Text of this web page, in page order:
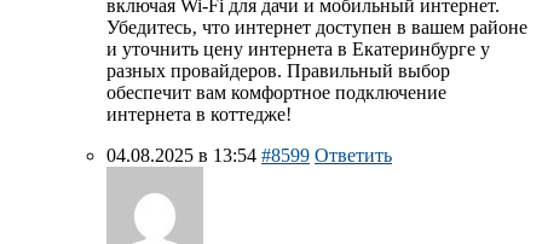
включая Wi-Fi для дачи и мобильный интернет.
Убедитесь‚ что интернет доступен в вашем районе
и уточнить цену интернета в Екатеринбурге у
разных провайдеров. Правильный выбор
обеспечит вам комфортное подключение
интернета в коттедже!
04.08.2025 в 13:54 #8599 Ответить